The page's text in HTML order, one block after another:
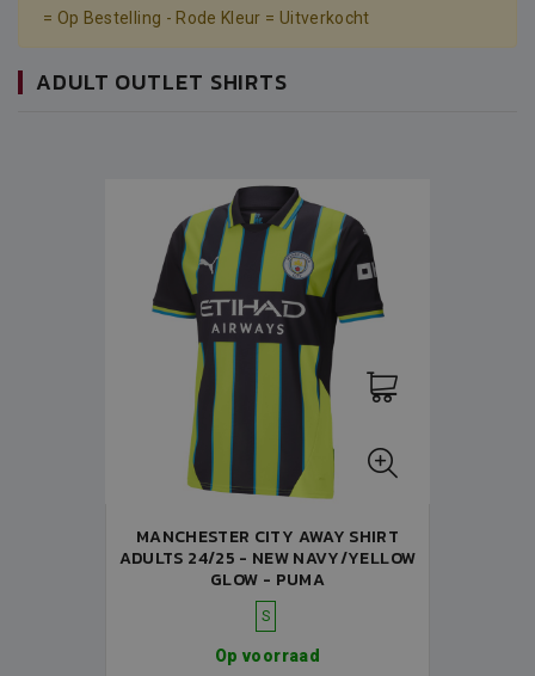
= Op Bestelling - Rode Kleur = Uitverkocht
ADULT OUTLET SHIRTS
MANCHESTER CITY AWAY SHIRT
ADULTS 24/25 - NEW NAVY/YELLOW
GLOW - PUMA
S
Op voorraad